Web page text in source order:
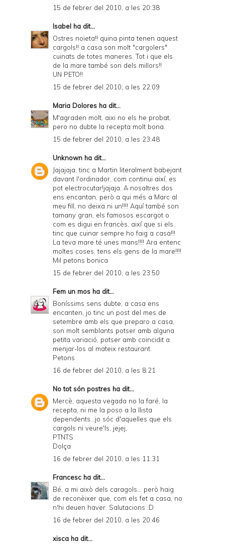
15 de febrer del 2010, a les 20:38
Isabel ha dit...
Ostres noieta!! quina pinta tenen aquest
cargols!! a casa son molt "cargolers"
cuinats de totes maneres. Tot i que els
de la mare també son dels millors!!
UN PETO!!
15 de febrer del 2010, a les 22:09
Maria Dolores ha dit...
M'agraden molt, aixi no els he probat,
pero no dubte la recepta molt bona.
15 de febrer del 2010, a les 23:48
Unknown ha dit...
Jajajaja, tinc a Martin literalment babejant
davant l'ordinador, com continui així, es
pot electrocutar!jajaja. A nosaltres dos
ens encantan, però a qui més a Marc al
meu fill, no deixa ni un!!!! Aquí també son
tamany gran, els famosos escargot o
com es digui en francès, així que si els
tinc que cuinar sempre ho faig a casa!!!
La teva mare té unes mans!!!! Ara entenc
moltes coses, tens els gens de la mare!!!!
Mil petons bonica
15 de febrer del 2010, a les 23:50
Fem un mos ha dit...
Boníssims sens dubte, a casa ens
encanten, jo tinc un post del mes de
setembre amb els que preparo a casa,
son molt semblants potser amb alguna
petita variació, potser amb coincidit a
menjar-los al mateix restaurant.
Petons
16 de febrer del 2010, a les 8:21
No tot són postres ha dit...
Mercè, aquesta vegada no la faré, la
recepta, ni me la poso a la llista
dependents...jo sóc d'aquelles que els
cargols ni veure'ls, jejej,
PTNTS
Dolça
16 de febrer del 2010, a les 11:31
Francesc ha dit...
Bé, a mi això dels caragols... però haig
de reconèixer que, com els fet a casa, no
n'hi deuen haver. Salutacions :D
16 de febrer del 2010, a les 20:46
xisca ha dit...